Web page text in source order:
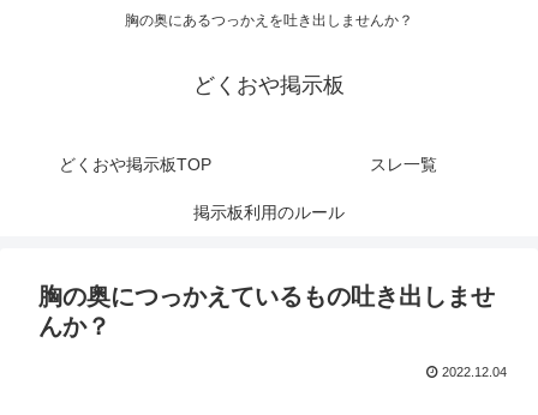
胸の奥にあるつっかえを吐き出しませんか？
どくおや掲示板
どくおや掲示板TOP スレ一覧
掲示板利用のルール
胸の奥につっかえているもの吐き出しませ
んか？
2022.12.04